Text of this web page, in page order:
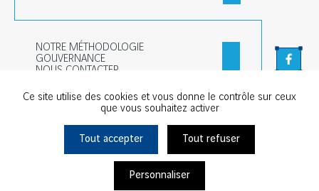
Ils s'engagent avec nous
NOTRE MÉTHODOLOGIE
GOUVERNANCE
NOUS CONTACTER
© Chantiers & Territoires Solidaires - Tous droits réservés
Vie privée
Mentions légales
Plan du site
Conception & développement : G comme une idée
Ce site utilise des cookies et vous donne le contrôle sur ceux
que vous souhaitez activer
Tout accepter Tout refuser
Personnaliser